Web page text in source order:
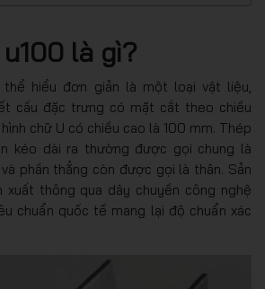
là gì?
thể hiểu đơn giản là một loại vật liệu,
cấu đặc trưng có mặt cắt theo chiều
chữ U có chiều cao là 100 mm. Thép
kéo dài ra thường được gọi chung là
phần thẳng còn được gọi là thân. Sản
xuất thông qua dây chuyền công nghệ
chuẩn quốc tế mang lại độ chuẩn xác